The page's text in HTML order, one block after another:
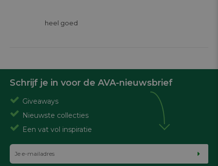
Schrijf je in voor de AVA-nieuwsbrief
Giveaways
Nieuwste collecties
Een vat vol inspiratie